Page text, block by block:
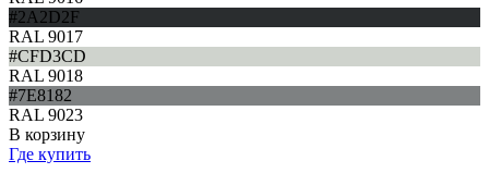
#2A2D2F
RAL 9017
#CFD3CD
RAL 9018
#7E8182
RAL 9023
В корзину
Где купить